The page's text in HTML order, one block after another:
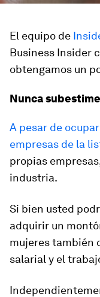
El equipo de
Business Insider
obtengamos un
Nunca
A pesar de
empresas de la
propias
industria.
Si bien usted
adquirir un
mujeres también
salarial y el